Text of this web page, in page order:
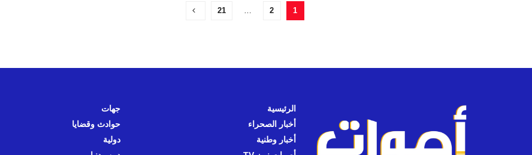
1
2
21
الرئيسية
أخبار الصحراء
أخبار وطنية
جهات
حوادث وقضايا
دولية